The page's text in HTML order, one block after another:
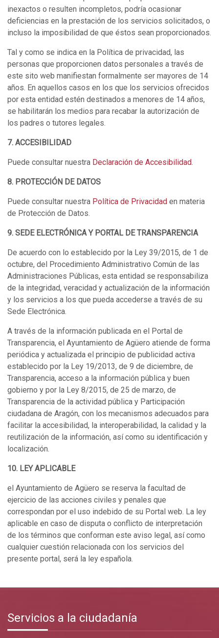
inexactos o resulten incompletos, podría ocasionar
deficiencias en la prestación de los servicios solicitados, o
incluso la imposibilidad de que éstos sean proporcionados.
Tal y como se indica en la Política de privacidad, las
personas que proporcionen datos personales a través de
este sito web manifiestan formalmente ser mayores de 14
años. En aquellos casos en los que los servicios ofrecidos
por esta entidad estén destinados a menores de 14 años,
se habilitarán los medios para recabar la autorización de
los padres o tutores legales.
7. ACCESIBILIDAD
Puede consultar nuestra Declaración de Accesibilidad.
8. PROTECCIÓN DE DATOS
Puede consultar nuestra Política de Privacidad en materia
de Protección de Datos.
9. SEDE ELECTRÓNICA Y PORTAL DE TRANSPARENCIA
De acuerdo con lo establecido por la Ley 39/2015, de 1 de
octubre, del Procedimiento Administrativo Común de las
Administraciones Públicas, esta entidad se responsabiliza
de la integridad, veracidad y actualización de la información
y los servicios a los que pueda accederse a través de su
Sede Electrónica.
A través de la información publicada en el Portal de
Transparencia, el Ayuntamiento de Agüero atiende de forma
periódica y actualizada el principio de publicidad activa
establecido por la Ley 19/2013, de 9 de diciembre, de
Transparencia, acceso a la información pública y buen
gobierno y por la Ley 8/2015, de 25 de marzo, de
Transparencia de la actividad pública y Participación
ciudadana de Aragón, con los mecanismos adecuados para
facilitar la accesibilidad, la interoperabilidad, la calidad y la
reutilización de la información, así como su identificación y
localización.
10. LEY APLICABLE
el Ayuntamiento de Agüero se reserva la facultad de
ejercicio de las acciones civiles y penales que
correspondan por el uso indebido de su Portal web. La ley
aplicable en caso de disputa o conflicto de interpretación
de los términos que conforman este aviso legal, así como
cualquier cuestión relacionada con los servicios del
presente portal, será la ley española.
Servicios a la ciudadanía